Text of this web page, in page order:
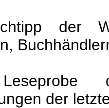
der
der